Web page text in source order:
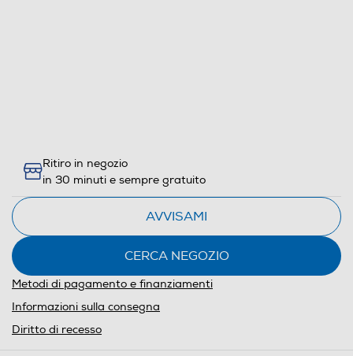
Ritiro in negozio
in 30 minuti e sempre gratuito
AVVISAMI
CERCA NEGOZIO
Metodi di pagamento e finanziamenti
Informazioni sulla consegna
Diritto di recesso